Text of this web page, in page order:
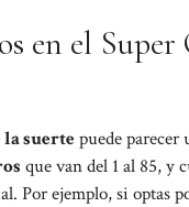
en el
la suertepuede parecer
que van del 1 al 85, y
Por ejemplo, si optas